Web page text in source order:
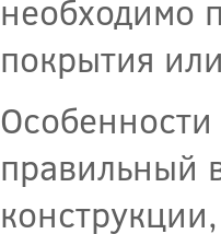
необходимо
покрытия
правильный